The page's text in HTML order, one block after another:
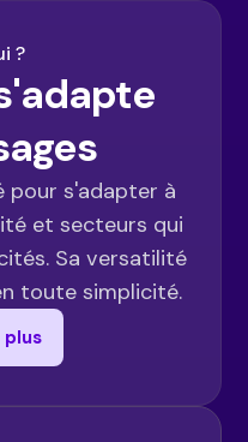
?
pour s'adapter à
et secteurs qui
Sa versatilité
toute simplicité.
plus